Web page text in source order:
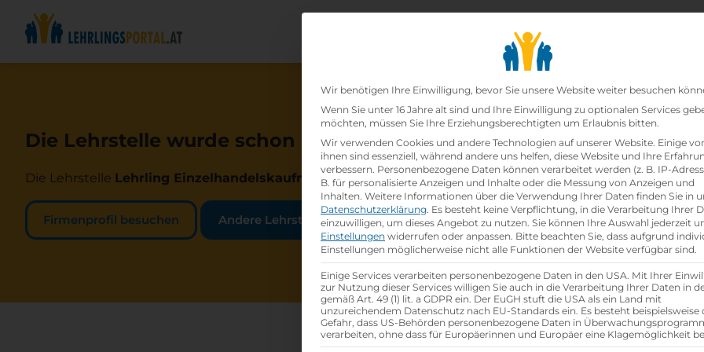
Lehrbetriebesearch
Die Lehrstelle wurde schon besetzt!
Die Lehrstelle Lehrling Einzelhandelskaufmann:EinzelhandelskauffraubeiBIPA Parfümerien GmbH ist
Firmenprofil besuchen Andere Lehrstelle suchen
Datenschutz-
Wir benötigen Ihre Einwilligung, bevor Sie unsere Website weiter besuchen
Wenn Sie unter 16 Jahre alt sind und Ihre Einwilligung zu optionalen Services
möchten, müssen Sie Ihre Erziehungsberechtigten um Erlaubnis bitten.
Wir verwenden Cookies und andere Technologien auf unserer Website. Einige
ihnen sind essenziell, während andere uns helfen, diese Website und Ihre
verbessern. Personenbezogene Daten können verarbeitet werden (z. B. IP-
B. für personalisierte Anzeigen und Inhalte oder die Messung von Anzeigen und
Inhalten. Weitere Informationen über die Verwendung Ihrer Daten finden Sie in
Datenschutzerklärung. Es besteht keine Verpflichtung, in die Verarbeitung Ihrer
einzuwilligen, um dieses Angebot zu nutzen. Sie können Ihre Auswahl jederzeit
Einstellungen widerrufen oder anpassen. Bitte beachten Sie, dass aufgrund
Einstellungen möglicherweise nicht alle Funktionen der Website verfügbar sind.
Einige Services verarbeiten personenbezogene Daten in den USA. Mit Ihrer
zur Nutzung dieser Services willigen Sie auch in die Verarbeitung Ihrer Daten in
gemäß Art. 49 (1) lit. a GDPR ein. Der EuGH stuft die USA als ein Land mit
unzureichendem Datenschutz nach EU-Standards ein. Es besteht beispielsweise
Gefahr, dass US-Behörden personenbezogene Daten in
verarbeiten, ohne dass für Europäerinnen und Europäer eine Klagemöglichkeit